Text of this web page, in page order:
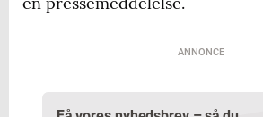
ANNONCE